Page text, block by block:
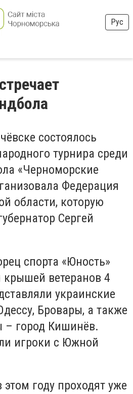
Рус
состоялось
турнира среди
«Черноморские
Федерация
области, которую
Сергей
спорта «Юность»
крышей ветеранов 4
украинские
Бровары, а также
– город Кишинёв.
игроки с Южной
году проходят уже